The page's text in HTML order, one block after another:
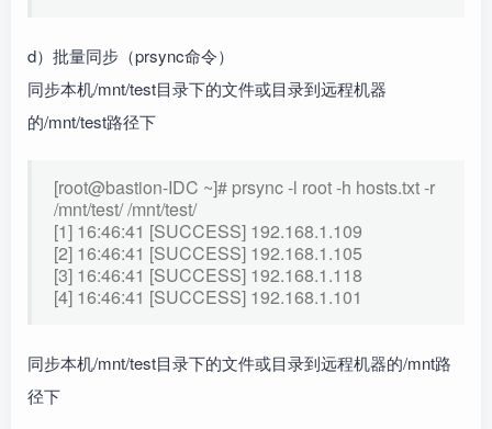
d）批量同步（prsync命令）
同步本机/mnt/test目录下的文件或目录到远程机器
的/mnt/test路径下
[root@bastion-IDC ~]# prsync -l root -h hosts.txt -r
/mnt/test/ /mnt/test/
[1] 16:46:41 [SUCCESS] 192.168.1.109
[2] 16:46:41 [SUCCESS] 192.168.1.105
[3] 16:46:41 [SUCCESS] 192.168.1.118
[4] 16:46:41 [SUCCESS] 192.168.1.101
同步本机/mnt/test目录下的文件或目录到远程机器的/mnt路
径下